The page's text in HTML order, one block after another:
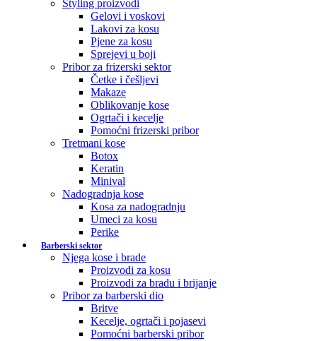
Styling proizvodi
Gelovi i voskovi
Lakovi za kosu
Pjene za kosu
Sprejevi u boji
Pribor za frizerski sektor
Četke i češljevi
Makaze
Oblikovanje kose
Ogrtači i kecelje
Pomoćni frizerski pribor
Tretmani kose
Botox
Keratin
Minival
Nadogradnja kose
Kosa za nadogradnju
Umeci za kosu
Perike
Barberski sektor
Njega kose i brade
Proizvodi za kosu
Proizvodi za bradu i brijanje
Pribor za barberski dio
Britve
Kecelje, ogrtači i pojasevi
Pomoćni barberski pribor